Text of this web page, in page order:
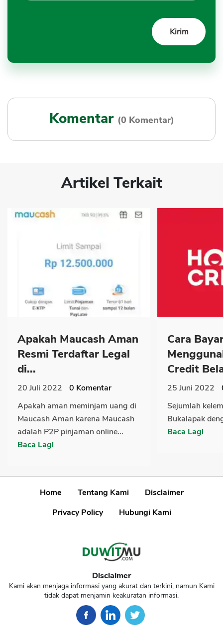
Komentar (0 Komentar)
Artikel Terkait
Apakah Maucash Aman
Resmi Terdaftar Legal
di...
20 Juli 2022 0 Komentar
Apakah aman meminjam uang di
Maucash Aman karena Maucash
adalah P2P pinjaman online...
Baca Lagi
Cara
Credit
25 Juni 2022
Sejumlah
Bukalapak
Baca Lagi
Home Tentang Kami
Disclaimer
Privacy Policy
Hubungi Kami
Disclaimer
Kami akan menjaga informasi yang akurat dan terkini, namun Kami
tidak dapat menjamin keakuratan informasi.